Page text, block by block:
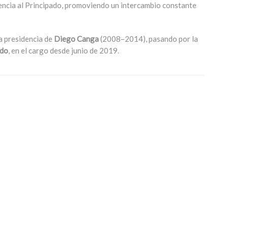
al Principado, promoviendo un intercambio constante
presidencia de Diego Canga(2008–2014), pasando por la
, en el cargo desde junio de 2019.